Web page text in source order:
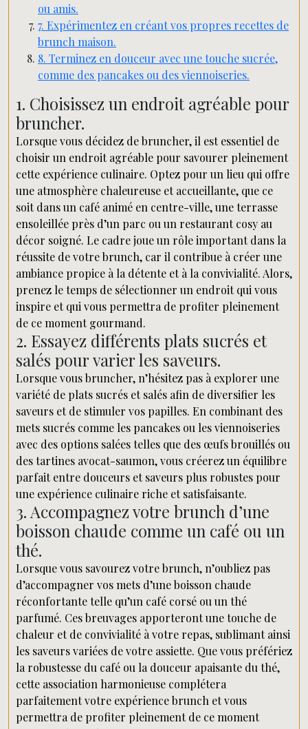
ou amis.
7. Expérimentez en créant vos propres recettes de
brunch maison.
8. Terminez en douceur avec une touche sucrée,
comme des pancakes ou des viennoiseries.
1. Choisissez un endroit agréable pour
bruncher.
Lorsque vous décidez de bruncher, il est essentiel de
choisir un endroit agréable pour savourer pleinement
cette expérience culinaire. Optez pour un lieu qui offre
une atmosphère chaleureuse et accueillante, que ce
soit dans un café animé en centre-ville, une terrasse
ensoleillée près d’un parc ou un restaurant cosy au
décor soigné. Le cadre joue un rôle important dans la
réussite de votre brunch, car il contribue à créer une
ambiance propice à la détente et à la convivialité. Alors,
prenez le temps de sélectionner un endroit qui vous
inspire et qui vous permettra de profiter pleinement
de ce moment gourmand.
2. Essayez différents plats sucrés et
salés pour varier les saveurs.
Lorsque vous bruncher, n’hésitez pas à explorer une
variété de plats sucrés et salés afin de diversifier les
saveurs et de stimuler vos papilles. En combinant des
mets sucrés comme les pancakes ou les viennoiseries
avec des options salées telles que des œufs brouillés ou
des tartines avocat-saumon, vous créerez un équilibre
parfait entre douceurs et saveurs plus robustes pour
une expérience culinaire riche et satisfaisante.
3. Accompagnez votre brunch d’une
boisson chaude comme un café ou un
thé.
Lorsque vous savourez votre brunch, n’oubliez pas
d’accompagner vos mets d’une boisson chaude
réconfortante telle qu’un café corsé ou un thé
parfumé. Ces breuvages apporteront une touche de
chaleur et de convivialité à votre repas, sublimant ainsi
les saveurs variées de votre assiette. Que vous préfériez
la robustesse du café ou la douceur apaisante du thé,
cette association harmonieuse complétera
parfaitement votre expérience brunch et vous
permettra de profiter pleinement de ce moment